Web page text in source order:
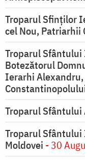
Troparul Sfinţilor
cel Nou,
Troparul
Botezătorul
Ierarhi
Troparul
Troparul
Moldovei - 30